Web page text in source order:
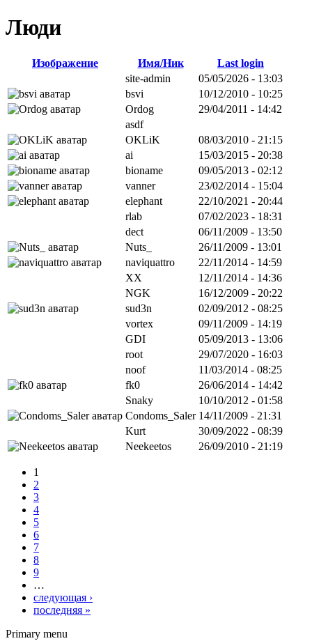
Люди
Изображение Имя/Ник
Last login
site-admin
05/05/2026 - 13:03
bsvi
10/12/2010 - 10:25
Ordog
29/04/2011 - 14:42
asdf
OKLiK
08/03/2010 - 21:15
ai
15/03/2015 - 20:38
bioname
09/05/2013 - 02:12
vanner
23/02/2014 - 15:04
elephant
22/10/2021 - 20:44
rlab
07/02/2023 - 18:31
dect
06/11/2009 - 13:50
Nuts_
26/11/2009 - 13:01
naviquattro
22/11/2014 - 14:59
XX
12/11/2014 - 14:36
NGK
16/12/2009 - 20:22
sud3n
02/09/2012 - 08:25
vortex
09/11/2009 - 14:19
GDI
05/09/2013 - 13:06
root
29/07/2020 - 16:03
noof
11/03/2014 - 08:25
fk0
26/06/2014 - 14:42
Snaky
10/10/2012 - 01:58
Condoms_Saler 14/11/2009 - 21:31
Kurt
30/09/2022 - 08:39
Neekeetos
26/09/2010 - 21:19
1
2
3
4
5
6
7
8
9
…
следующая ›
последняя »
Primary menu